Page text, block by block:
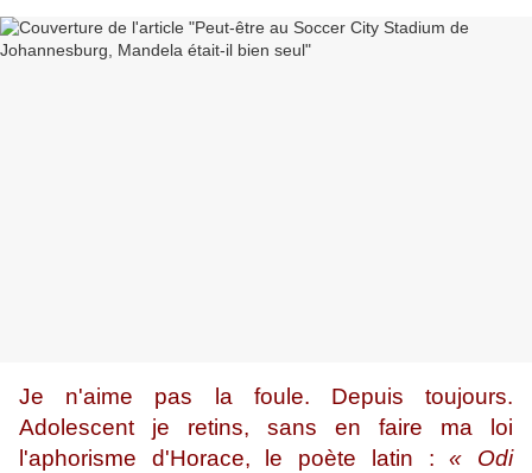
Je n'aime pas la foule. Depuis toujours.
Adolescent je retins, sans en faire ma loi
l'aphorisme d'Horace, le poète latin :« Odi